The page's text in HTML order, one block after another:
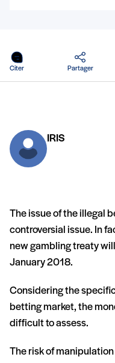
Citer Partager
IRIS
The issue of the illegal
controversial issue. In
new gambling treaty
January 2018.
Considering the
betting market, the
difficult to assess.
The risk of